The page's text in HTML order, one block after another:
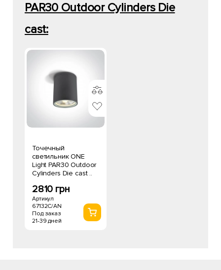
PAR30 Outdoor Cylinders Die
cast:
Точечный
светильник ONE
Light PAR30 Outdoor
Cylinders Die cast ..
2810 грн
Артикул
67132C/AN
Под заказ
21-39 дней